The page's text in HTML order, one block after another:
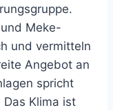
Meke-
und vermitteln
Angebot an
spricht
Klima ist